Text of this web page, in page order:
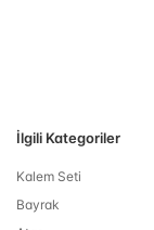
İlgili Kategoriler
Kalem Seti
Bayrak